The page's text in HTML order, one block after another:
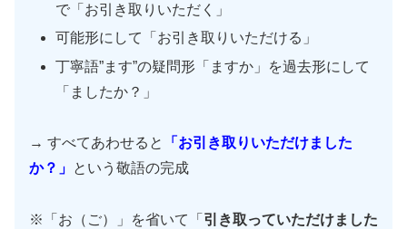
で「お引き取りいただく」
可能形にして「お引き取りいただける」
丁寧語”ます”の疑問形「ますか」を過去形にして
「ましたか？」
→ すべてあわせると
「お引き取りいただけました
か？」 という敬語の完成
※「お（ご）」を省いて「 引き取っていただけました